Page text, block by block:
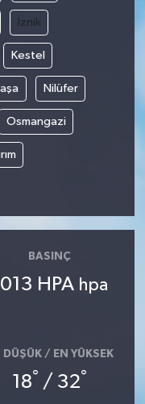
İznik
Kestel
Nilüfer
Osmangazi
BASINÇ
HPA hpa
DÜŞÜK / EN YÜKSEK
18° / 32°